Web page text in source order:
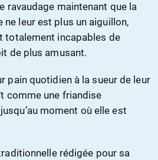
ravaudage maintenant que la
leur est plus un aiguillon,
totalement incapables de
de plus amusant.
pain quotidien à la sueur de leur
comme une friandise
moment où elle est
rédigée pour sa